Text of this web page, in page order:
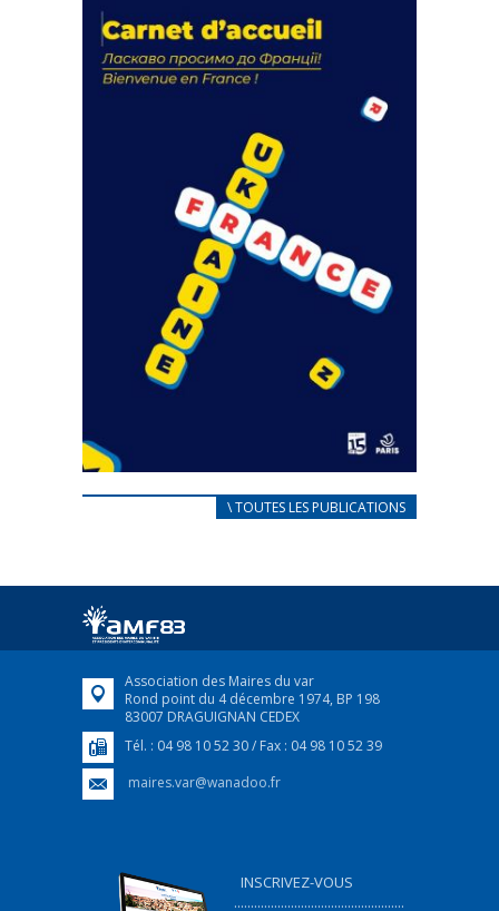
actions
18 septembre 2023
FEUILLETER
CARNET D’ACCUEIL
Afin d’accompagner au mieux les réfugiés
FEUILLETER
\ TOUTES LES PUBLICATIONS
Association des Maires du var
Rond point du 4 décembre 1974, BP 198
83007 DRAGUIGNAN CEDEX
Tél. : 04 98 10 52 30 / Fax : 04 98 10 52 39
maires.var@wanadoo.fr
INSCRIVEZ-VOUS
...................................................